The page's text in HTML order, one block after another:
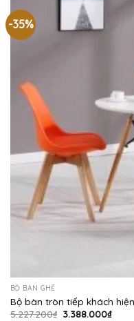
-35%
BỘ BÀN GHẾ
Bộ bàn tròn tiếp khách
5.227.200₫ Giá
3.388.000₫Giá